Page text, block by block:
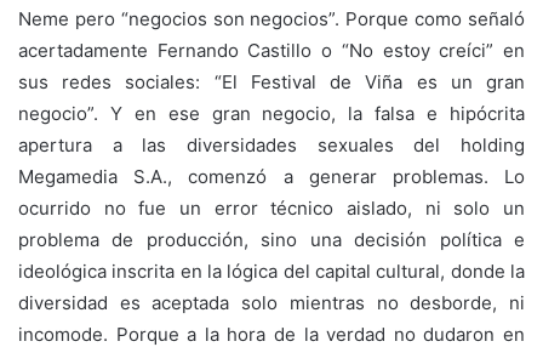
Neme pero “negocios son negocios”. Porque como señaló
acertadamente Fernando Castillo o “No estoy creíci” en
sus redes sociales: “El Festival de Viña es un gran
negocio”. Y en ese gran negocio, la falsa e hipócrita
apertura a las diversidades sexuales del holding
Megamedia S.A., comenzó a generar problemas. Lo
ocurrido no fue un error técnico aislado, ni solo un
problema de producción, sino una decisión política e
ideológica inscrita en la lógica del capital cultural, donde la
diversidad es aceptada solo mientras no desborde, ni
incomode. Porque a la hora de la verdad no dudaron en